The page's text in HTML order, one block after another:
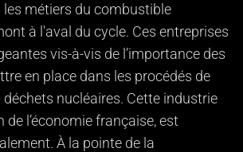
les métiers du combustible
à l'aval du cycle. Ces entreprises
vis-à-vis de l’importance des
en place dans les procédés de
nucléaires. Cette industrie
de l’économie française, est
À la pointe de la